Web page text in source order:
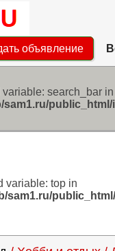
объявление
search_bar in
sam1.ru/
variable: top in
sam1.ru/